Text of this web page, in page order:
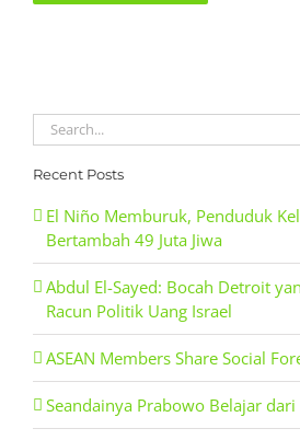
Search
for:
Recent Posts
El Niño Memburuk, Penduduk
Bertambah 49 Juta Jiwa
Abdul El-Sayed: Bocah Detroit
Racun Politik Uang Israel
ASEAN Members Share Social
Seandainya Prabowo Belajar dari